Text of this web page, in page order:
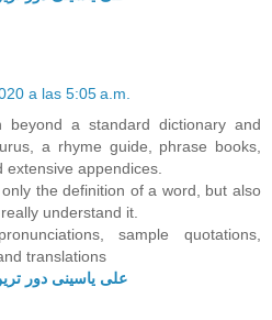
a las 5:05 a.m.
beyond a standard dictionary and
a rhyme guide, phrase books,
appendices.
the definition of a word, but also
understand it.
sample quotations,
translations
علی یاسینی دور